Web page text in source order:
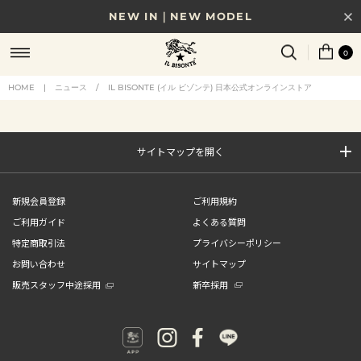
NEW IN｜NEW MODEL
8/17(月)10時まで｜税込11,000円以上で送料無料
贈る相手やシーンから選べる、新しいギフトガイド
0
HOME | ニュース / IL BISONTE (イル ビゾンテ) 日本公式オンラインストア
サイトマップを開く
新規会員登録
ご利用規約
ご利用ガイド
よくある質問
特定商取引法
プライバシーポリシー
お問い合わせ
サイトマップ
販売スタッフ中途採用
新卒採用